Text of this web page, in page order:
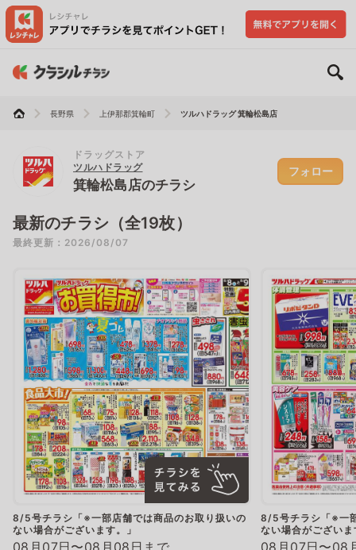
長野県 上伊那郡箕輪町 ツルハドラッグ 箕輪松島店
ドラッグストア
ツルハドラッグ
箕輪松島店のチラシ
フォロー
最新のチラシ（全19枚）
最終更新：2026/08/07
8/5号チラシ「※一部店舗では商品のお取り扱いの
ない場合がございます。」
08月07日〜08月08日まで
8/5号チラシ「※一
ない場合がございま
08月07日〜08